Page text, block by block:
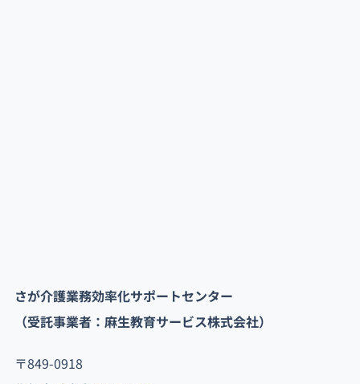
さが介護業務効率化サポートセンター
（受託事業者：麻生教育サービス株式会社）
〒849-0918